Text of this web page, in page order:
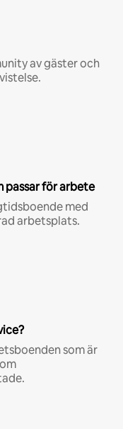
av gäster och
passar för arbete
med
arbetsplats.
som är